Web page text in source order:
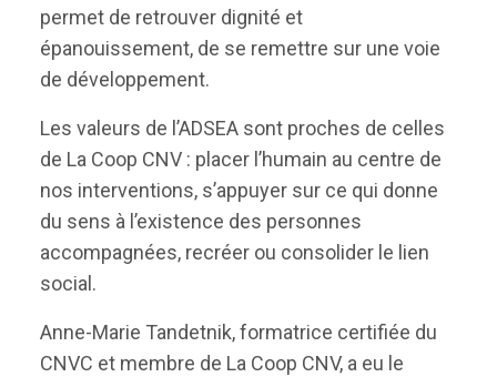
permet de retrouver dignité et
épanouissement, de se remettre sur une voie
de développement.
Les valeurs de l’ADSEA sont proches de celles
de La Coop CNV : placer l’humain au centre de
nos interventions, s’appuyer sur ce qui donne
du sens à l’existence des personnes
accompagnées, recréer ou consolider le lien
social.
Anne-Marie Tandetnik, formatrice certifiée du
CNVC et membre de La Coop CNV, a eu le